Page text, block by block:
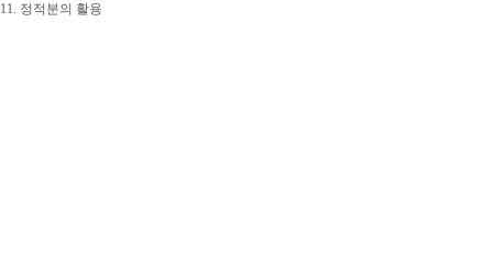
11. 정적분의 활용